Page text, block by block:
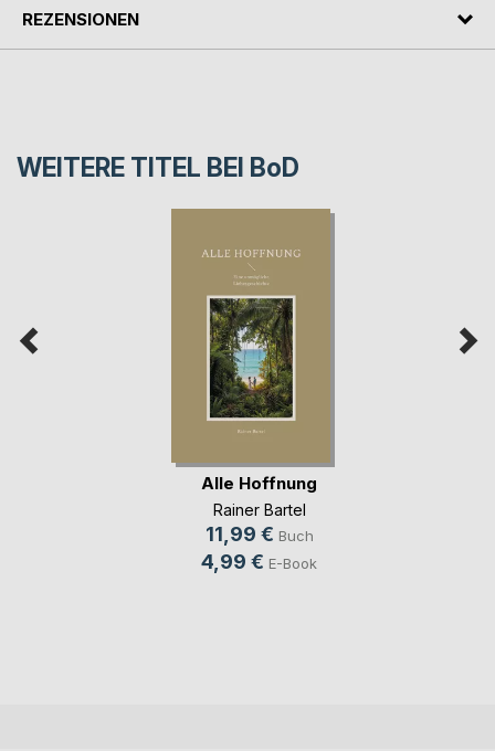
REZENSIONEN
WEITERE TITEL BEI BoD
Alle Hoffnung
Rainer Bartel
11,99 € Buch
4,99 € E-Book